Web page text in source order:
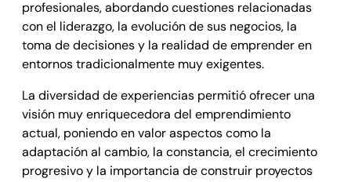
profesionales, abordando cuestiones relacionadas
con el liderazgo, la evolución de sus negocios, la
toma de decisiones y la realidad de emprender en
entornos tradicionalmente muy exigentes.
La diversidad de experiencias permitió ofrecer una
visión muy enriquecedora del emprendimiento
actual, poniendo en valor aspectos como la
adaptación al cambio, la constancia, el crecimiento
progresivo y la importancia de construir proyectos